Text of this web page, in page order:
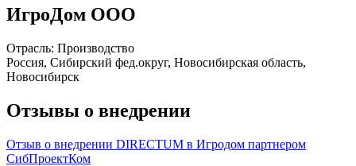
ИгроДом ООО
Отрасль: Производство
Россия, Сибирский фед.округ, Новосибирская область,
Новосибирск
Отзывы о внедрении
Отзыв о внедрении DIRECTUM в Игродом партнером
СибПроектКом